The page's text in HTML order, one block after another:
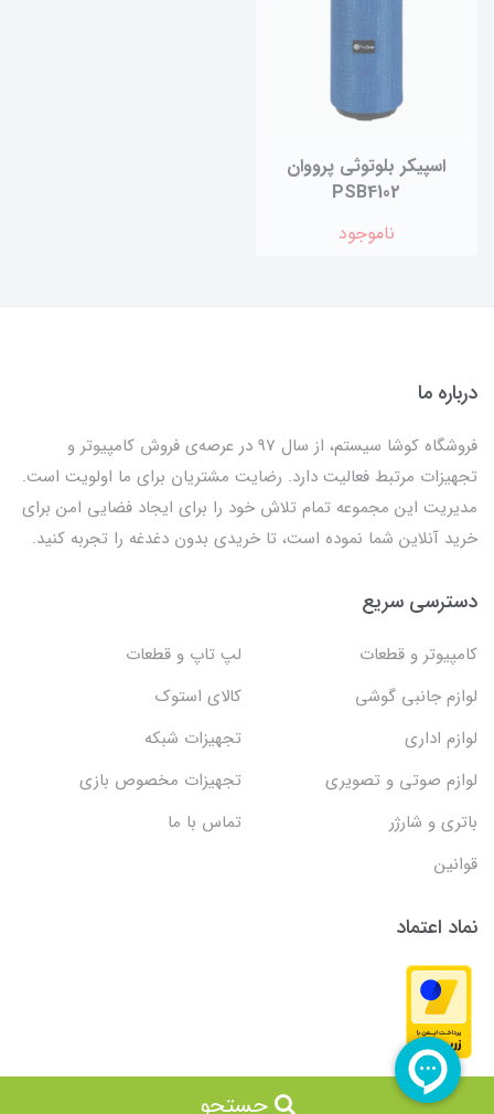
اسپیکر بلوتوثی پرووان
PSB4102
ناموجود
جستجو
درباره ما
فروشگاه کوشا سیستم، از سال 97 در عرصه‌ی فروش کامپیوتر و
تجهیزات مرتبط فعالیت دارد. رضایت مشتریان برای ما اولویت است.
مدیریت این مجموعه تمام تلاش خود را برای ایجاد فضایی امن برای
خرید آنلاین شما نموده است، تا خریدی بدون دغدغه را تجربه کنید.
دسترسی سریع
کامپیوتر و قطعات
لپ تاپ و قطعات
لوازم جانبی گوشی
کالای استوک
لوازم اداری
تجهیزات شبکه
لوازم صوتی و تصویری
تجهیزات مخصوص بازی
باتری و شارژر
تماس با ما
قوانین
نماد اعتماد